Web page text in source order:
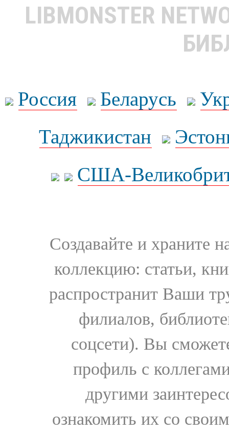
LIBMONSTER
Россия Беларусь
Таджикистан
США-
Создавайте и храните
коллекцию: статьи,
распространит Ваши
филиалов,
соцсети). Вы
профиль с
другими
ознакомить их со